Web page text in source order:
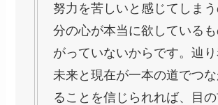
努力を苦しいと感じてしま
分の心が本当に欲している
がっていないからです。辿
未来と現在が一本の道でつ
ることを信じられれば、目